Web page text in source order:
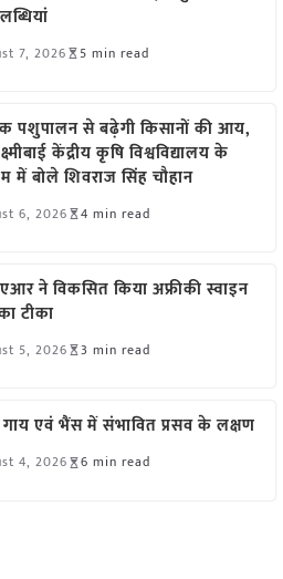
7, 2026 5 min read
पशुपालन से बढ़ेगी किसानों की आय,
केंद्रीय कृषि विश्वविद्यालय के
में बोले शिवराज सिंह चौहान
6, 2026 4 min read
ने विकसित किया अफ्रीकी स्वाइन
टीका
5, 2026 3 min read
गाय एवं भैंस में संभावित प्रसव के लक्षण
4, 2026 6 min read